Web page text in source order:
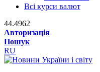
Всі курси валют
44.4962
Авторизація
Пошук
RU